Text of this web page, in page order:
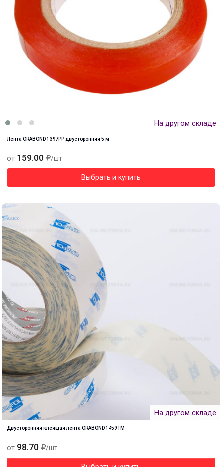
На другом складе
Лента ORABOND 1397PP двусторонняя 5 м
от 159.00 /шт
Выбрать и купить
На другом складе
Двусторонняя клеящая лента ORABOND 1459TM
от 98.70 /шт